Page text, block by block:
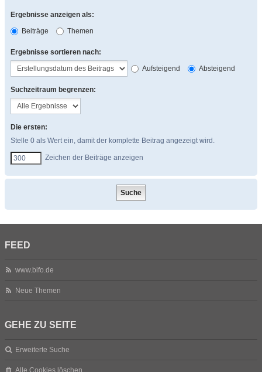
Ergebnisse anzeigen als:
Beiträge
Themen
Ergebnisse sortieren nach:
Aufsteigend
Absteigend
Suchzeitraum begrenzen:
Die ersten:
Stelle 0 als Wert ein, damit der komplette Beitrag angezeigt wird.
Zeichen der Beiträge anzeigen
FEED
www.bifo.de
Neue Themen
GEHE ZU SEITE
Erweiterte Suche
Alle Cookies löschen